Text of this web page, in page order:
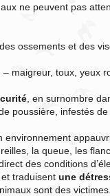
ne peuvent pas
, des ossements et des
– maigreur, toux, yeux
, en surnombre
de poussière, infestés
environnement
la queue, les
des conditions
traduisent une
sont des